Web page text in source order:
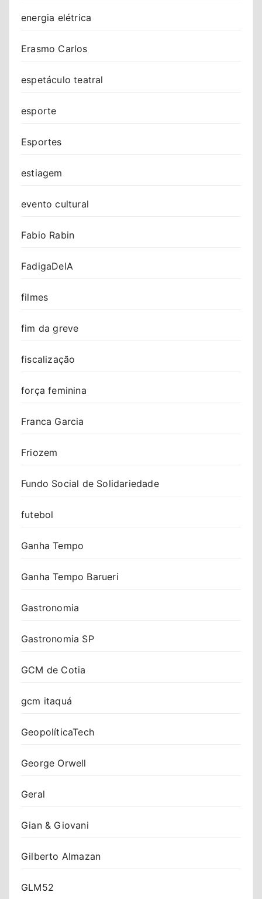
energia elétrica
Erasmo Carlos
espetáculo teatral
esporte
Esportes
estiagem
evento cultural
Fabio Rabin
FadigaDeIA
filmes
fim da greve
fiscalização
força feminina
Franca Garcia
Friozem
Fundo Social de Solidariedade
futebol
Ganha Tempo
Ganha Tempo Barueri
Gastronomia
Gastronomia SP
GCM de Cotia
gcm itaquá
GeopolíticaTech
George Orwell
Geral
Gian & Giovani
Gilberto Almazan
GLM52